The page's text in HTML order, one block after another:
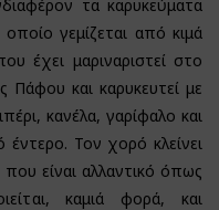
τα καρυκεύματα
γεμίζεται από κιμά
έχει μαριναριστεί στο
Πάφου και καρυκευτεί με
κανέλα, γαρίφαλο και
έντερο. Τον χορό κλείνει
που είναι αλλαντικό όπως
καμιά φορά, και